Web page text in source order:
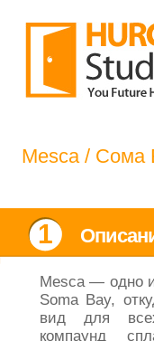
Mesca / Сома
Mesca — одно
Soma Bay,
вид для
компаунд
гармонии с
представлен